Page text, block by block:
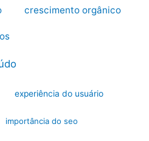
crescimento orgânico
experiência do usuário
importância do seo